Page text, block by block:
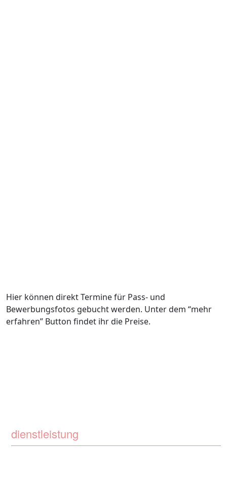
Hier können direkt Termine für Pass- und
Bewerbungsfotos gebucht werden. Unter dem “mehr
erfahren” Button findet ihr die Preise.